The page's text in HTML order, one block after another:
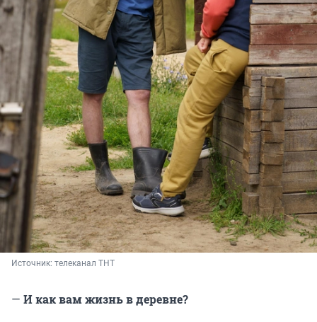
Источник: телеканал ТНТ
— И как вам жизнь в деревне?